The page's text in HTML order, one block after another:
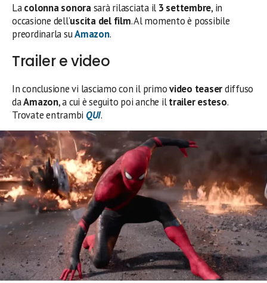
Lacolonna sonorasarà rilasciata il 3 settembre, in
occasione dell’uscita del film. Al momento è possibile
preordinarla suAmazon.
Trailer e video
In conclusione vi lasciamo con il primovideo teaserdiffuso
daAmazon, a cui è seguito poi anche iltrailer esteso.
Trovate entrambi QUI.